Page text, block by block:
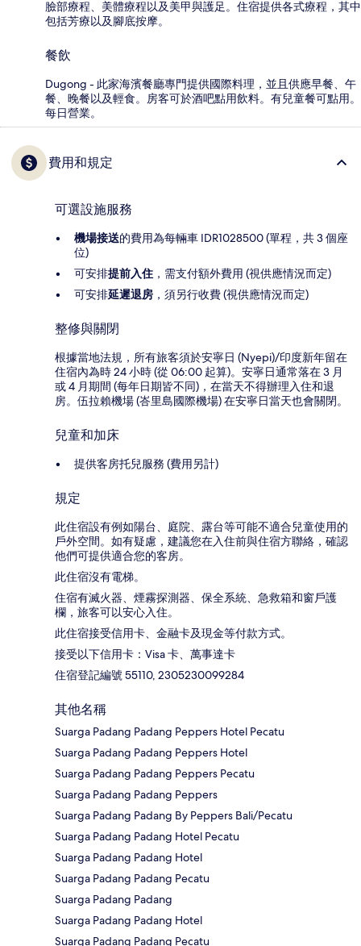
臉部療程、美體療程以及美甲與護足。住宿提供各式療程，其中
包括芳療以及腳底按摩。
餐飲
Dugong - 此家海濱餐廳專門提供國際料理，並且供應早餐、午
餐、晚餐以及輕食。房客可於酒吧點用飲料。有兒童餐可點用。
每日營業。
費用和規定
可選設施服務
機場接送的費用為每輛車 IDR1028500 (單程，共 3 個座
位)
可安排提前入住 ，需支付額外費用 (視供應情況而定)
可安排延遲退房 ，須另行收費 (視供應情況而定)
整修與關閉
根據當地法規，所有旅客須於安寧日 (Nyepi)/印度新年留在
住宿內為時 24 小時 (從 06:00 起算)。安寧日通常落在 3 月
或 4 月期間 (每年日期皆不同)，在當天不得辦理入住和退
房。伍拉賴機場 (峇里島國際機場) 在安寧日當天也會關閉。
兒童和加床
提供客房托兒服務 (費用另計)
規定
此住宿設有例如陽台、庭院、露台等可能不適合兒童使用的
戶外空間。如有疑慮，建議您在入住前與住宿方聯絡，確認
他們可提供適合您的客房。
此住宿沒有電梯。
住宿有滅火器、煙霧探測器、保全系統、急救箱和窗戶護
欄，旅客可以安心入住。
此住宿接受信用卡、金融卡及現金等付款方式。
接受以下信用卡：Visa 卡、萬事達卡
住宿登記編號 55110, 2305230099284
其他名稱
Suarga Padang Padang Peppers Hotel Pecatu
Suarga Padang Padang Peppers Hotel
Suarga Padang Padang Peppers Pecatu
Suarga Padang Padang Peppers
Suarga Padang Padang By Peppers Bali/Pecatu
Suarga Padang Padang Hotel Pecatu
Suarga Padang Padang Hotel
Suarga Padang Padang Pecatu
Suarga Padang Padang
Suarga Padang Padang Hotel
Suarga Padang Padang Pecatu